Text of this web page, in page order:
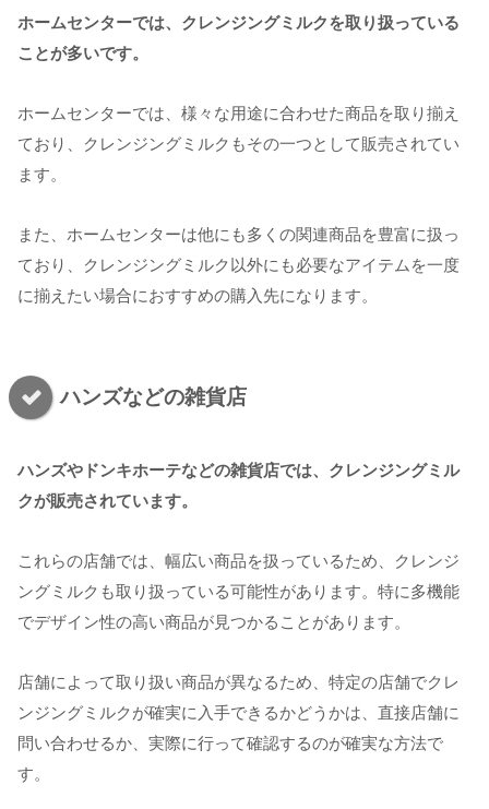
ホームセンターでは、クレンジングミルクを取り扱っている
ことが多いです。
ホームセンターでは、様々な用途に合わせた商品を取り揃え
ており、クレンジングミルクもその一つとして販売されてい
ます。
また、ホームセンターは他にも多くの関連商品を豊富に扱っ
ており、クレンジングミルク以外にも必要なアイテムを一度
に揃えたい場合におすすめの購入先になります。
ハンズなどの雑貨店
ハンズやドンキホーテなどの雑貨店では、クレンジングミル
クが販売されています。
これらの店舗では、幅広い商品を扱っているため、クレンジ
ングミルクも取り扱っている可能性があります。特に多機能
でデザイン性の高い商品が見つかることがあります。
店舗によって取り扱い商品が異なるため、特定の店舗でクレ
ンジングミルクが確実に入手できるかどうかは、直接店舗に
問い合わせるか、実際に行って確認するのが確実な方法で
す。